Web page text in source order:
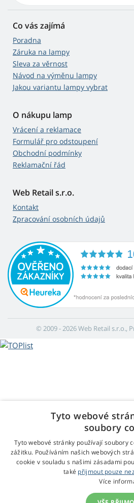
Co vás zajímá
Poradna
Záruka na lampy
Sleva za věrnost
Návod na výměnu lampy
Jakou variantu lampy vybrat
O nákupu lamp
Vrácení a reklamace
Formulář pro odstoupení
Obchodní podmínky
Reklamační řád
Web Retail s.r.o.
Kontakt
Zpracování osobních údajů
© 2009 - 2026 Web Retail s.r.o.,
Tyto webové
soubory
Tyto webové stránky používají soubory
zážitku. Používáním našich webových
cookie v souladu s našimi zásadami
také přijmout pouze
Více